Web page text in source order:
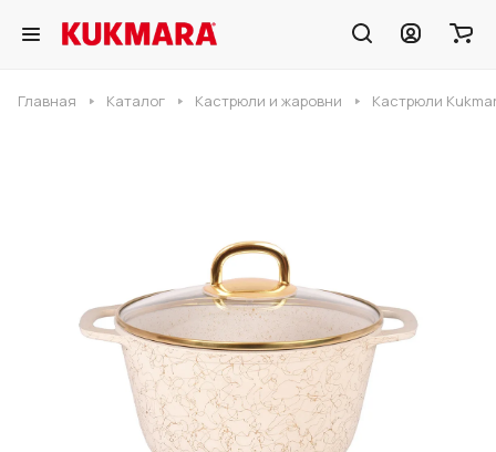
Главная Каталог Кастрюли и жаровни Кастрюли